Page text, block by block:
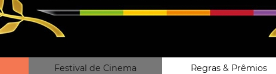
Festival de Cinema Regras & Prêmios